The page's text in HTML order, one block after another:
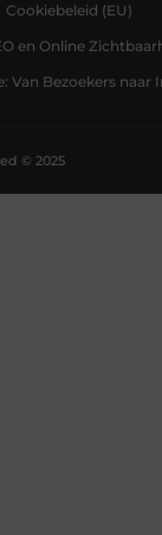
Cookiebeleid (EU)
en Online
Van Bezoekers naar
© 2025